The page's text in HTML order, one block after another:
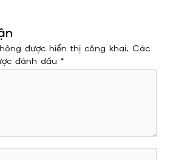
được hiển thị công khai. Các
đánh dấu *